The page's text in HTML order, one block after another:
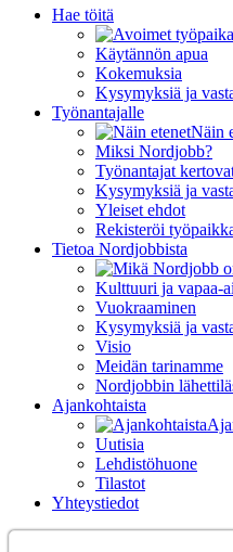
Hae töitä
Käytännön apua
Kokemuksia
Kysymyksiä ja
Työnantajalle
Näin
Miksi Nordjobb?
Työnantajat
Kysymyksiä ja
Yleiset ehdot
Rekisteröi
Tietoa Nordjobbista
Kulttuuri ja vapaa-
Vuokraaminen
Kysymyksiä ja
Visio
Meidän tarinamme
Nordjobbin
Ajankohtaista
Uutisia
Lehdistöhuone
Tilastot
Yhteystiedot